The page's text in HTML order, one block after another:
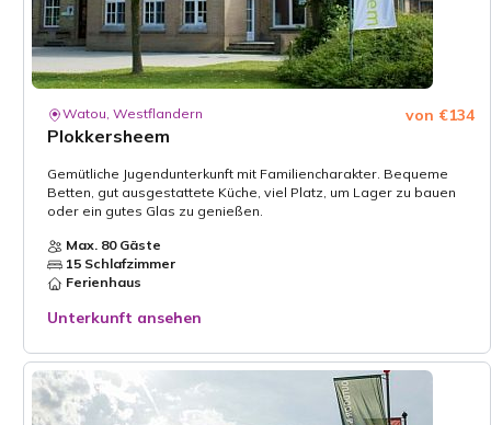
Watou, Westflandern
Plokkersheem
von €134
Gemütliche Jugendunterkunft mit Familiencharakter. Bequeme
Betten, gut ausgestattete Küche, viel Platz, um Lager zu bauen
oder ein gutes Glas zu genießen.
Max. 80 Gäste
15 Schlafzimmer
Ferienhaus
Unterkunft ansehen